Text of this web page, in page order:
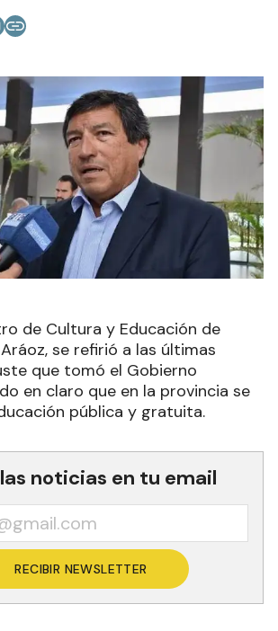
de Cultura y Educación de
se refirió a las últimas
que tomó el Gobierno
en claro que en la provincia se
pública y gratuita.
noticias en tu email
RECIBIR NEWSLETTER